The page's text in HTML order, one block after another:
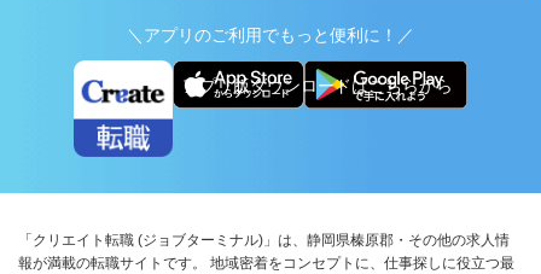
＼アプリのご利用でもっと便利に！／
アプリ版ダウンロードはこちらから
「クリエイト転職 (ジョブターミナル)」は、静岡県榛原郡・その他の求人情
報が満載の転職サイトです。 地域密着をコンセプトに、仕事探しに役立つ最